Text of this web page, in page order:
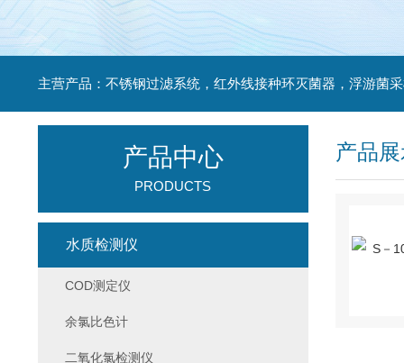
产品
产品中心
PRODUCTS
水质检测仪
COD测定仪
余氯比色计
二氧化氯检测仪